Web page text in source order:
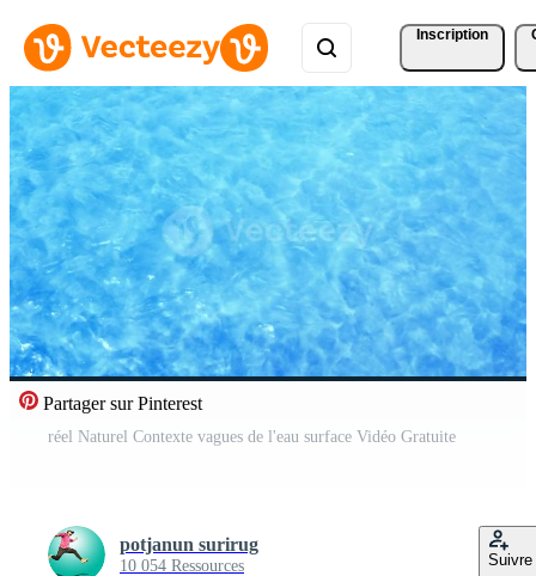
Inscription
Partager sur Pinterest
réel Naturel Contexte vagues de l'eau surface Vidéo Gratuite
potjanun surirug
10 054 Ressources Suivre